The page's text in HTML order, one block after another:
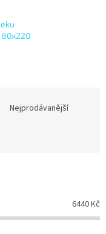
Nejprodávanější
6440Kč